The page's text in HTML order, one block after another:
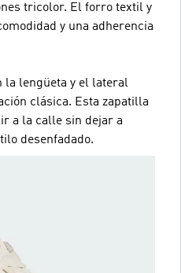
tricolor. El forro textil y
y una adherencia
la lengüeta y el lateral
clásica. Esta zapatilla
a la calle sin dejar a
desenfadado.